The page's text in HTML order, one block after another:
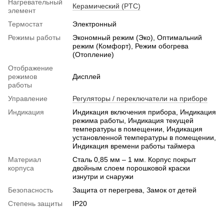
Нагревательный
элемент
Керамический (PTC)
Термостат
Электронный
Режимы работы
Экономный режим (Эко), Оптимальний
режим (Комфорт), Режим обогрева
(Отопление)
Отображение
режимов
работы
Дисплей
Управление
Регуляторы / переключатели на приборе
Индикация
Индикация включения прибора, Индикация
режима работы, Индикация текущей
температуры в помещении, Индикация
установленной температуры в помещении,
Индикация времени работы таймера
Материал
корпуса
Сталь 0,85 мм – 1 мм. Корпус покрыт
двойным слоем порошковой краски
изнутри и снаружи
Безопасность
Защита от перегрева, Замок от детей
Степень защиты
IP20